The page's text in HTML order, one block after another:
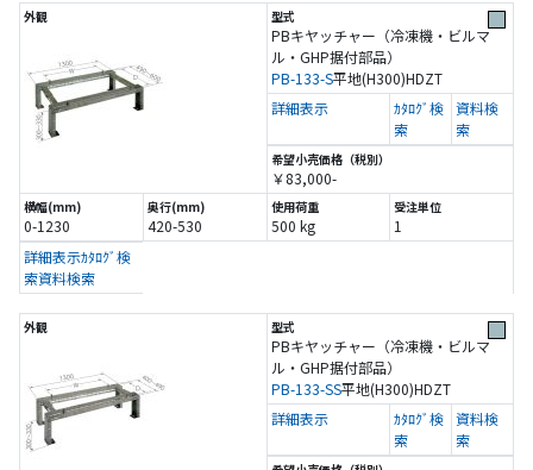
PBキヤッチャー（冷凍機・ビルマ
ル・GHP据付部品）
PB-133-S平地(H300)HDZT
0-1230 420-530 500 kg 1
￥83,000-
詳細表示
ｶﾀﾛｸﾞ検
索
資料検
索
詳細表示ｶﾀﾛｸﾞ検
索資料検索
PBキヤッチャー（冷凍機・ビルマ
ル・GHP据付部品）
PB-133-SS平地(H300)HDZT
詳細表示
ｶﾀﾛｸﾞ検
索
資料検
索